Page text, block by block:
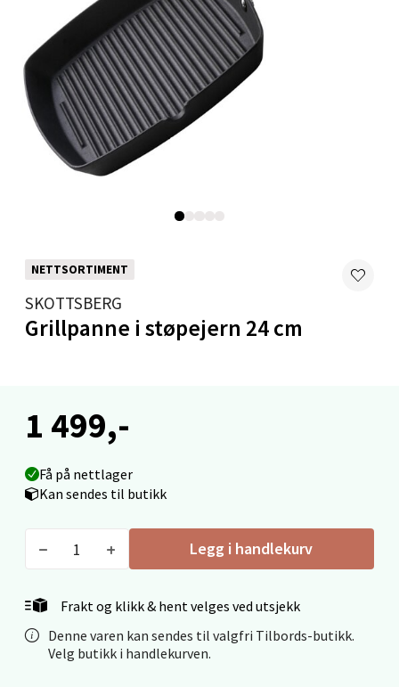
NETTSORTIMENT
SKOTTSBERG
Grillpanne i støpejern 24 cm
1 499,-
Få på nettlager
Kan sendes til butikk
Legg i handlekurv
Frakt og klikk & hent velges ved utsjekk
Denne varen kan sendes til valgfri Tilbords-butikk.
Velg butikk i handlekurven.
0 i butikk
Mandal - Alti Mandal
Fridtjof Nansensgate 22, 8622 Mo i Rana
Åpent i dag 09-19
0 i butikk
Ålesund - Thon Senter Moa
Langelandsvegen 25, 6010 Ålesund